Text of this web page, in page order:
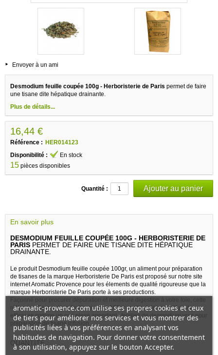
Envoyer à un ami
Desmodium feuille coupée 100g - Herboristerie de Paris permet de faire
une tisane dite hépatique drainante.
Plus de détails...
16,44 €
Référence : HER014123
Disponibilité :
En stock
15 pièces disponibles
Quantité :
En savoir plus
DESMODIUM FEUILLE COUPÉE 100G - HERBORISTERIE DE
PARIS PERMET DE FAIRE UNE TISANE DITE HÉPATIQUE
DRAINANTE.
Le produit Desmodium feuille coupée 100gr, un aliment pour préparation
de tisanes de la marque Herboristerie De Paris est proposé sur notre site
internet Aromatic Provence pour les élements de qualité rigoureuse que la
marque Herboristerie De Paris porte à ses productions.
Façonné pour procurer dépuration et meilleure digestion à votre foie, cette
référence Desmodium feuille coupée 100gr contient des constituants
efficaces comme un complexe apportant : feuilles de desmodium vrac pour
préparation de tisane infusion.
QUANTITE :
aromatic-provence.com utilise ses propres cookies et ceux
de tiers pour améliorer nos services et vous montrer des
publicités liées à vos préférences en analysant vos
habitudes de navigation. Pour donner votre consentement
à son utilisation, appuyez sur le bouton Accepter.